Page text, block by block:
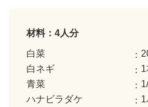
材料：4人分
白菜
白ネギ
青菜
ハナビラダケ
1